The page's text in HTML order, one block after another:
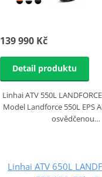
139 990 Kč
Detail produktu
Linhai ATV 550L
Model Landforce 550L EPS
osvědčenou…
Linhai ATV 650L